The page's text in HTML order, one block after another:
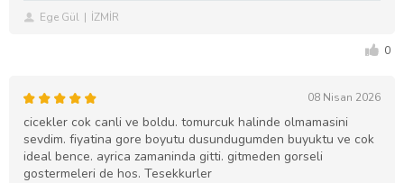
Ege Gül İZMİR
0
08 Nisan 2026
cicekler cok canli ve boldu. tomurcuk halinde olmamasini
sevdim. fiyatina gore boyutu dusundugumden buyuktu ve cok
ideal bence. ayrica zamaninda gitti. gitmeden gorseli
gostermeleri de hos. Tesekkurler